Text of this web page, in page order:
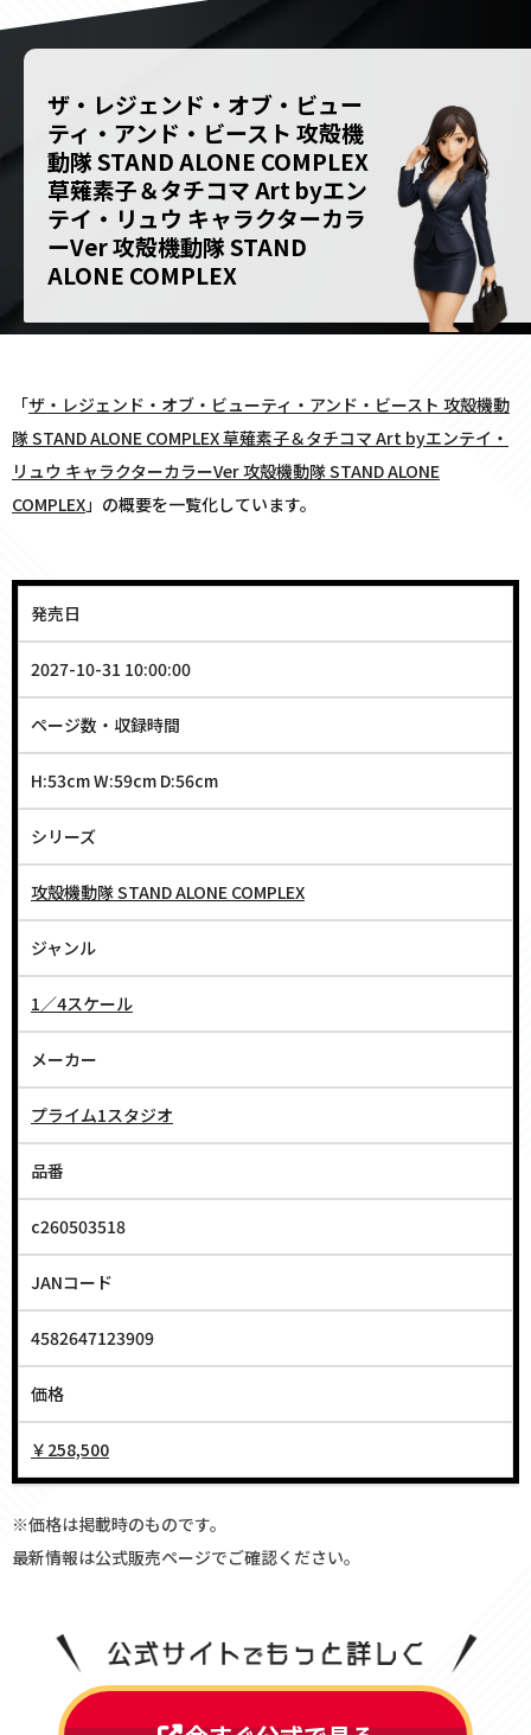
ザ・レジェンド・オブ・ビュー
ティ・アンド・ビースト 攻殻機
動隊 STAND ALONE COMPLEX
草薙素子＆タチコマ Art byエン
テイ・リュウ キャラクターカラ
ーVer 攻殻機動隊 STAND
ALONE COMPLEX
「ザ・レジェンド・オブ・ビューティ・アンド・ビースト 攻殻機動
隊 STAND ALONE COMPLEX 草薙素子＆タチコマ Art byエンテイ・
リュウ キャラクターカラーVer 攻殻機動隊 STAND ALONE
COMPLEX」の概要を一覧化しています。
発売日
2027-10-31 10:00:00
ページ数・収録時間
H:53cm W:59cm D:56cm
シリーズ
攻殻機動隊 STAND ALONE COMPLEX
ジャンル
1／4スケール
メーカー
プライム1スタジオ
品番
c260503518
JANコード
4582647123909
価格
￥258,500
※価格は掲載時のものです。
最新情報は公式販売ページでご確認ください。